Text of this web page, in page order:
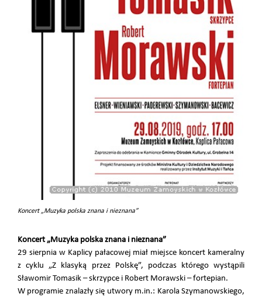
Koncert „Muzyka polska znana i nieznana”
Koncert „Muzyka polska znana i nieznana”
29 sierpnia w Kaplicy pałacowej miał miejsce koncert kameralny
z cyklu „Z klasyką przez Polskę”, podczas którego wystąpili
Sławomir Tomasik – skrzypce i Robert Morawski – fortepian.
W programie znalazły się utwory m.in.: Karola Szymanowskiego,